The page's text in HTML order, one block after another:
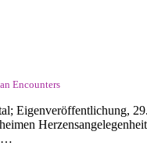
Encounters
Eigenveröffentlichung,